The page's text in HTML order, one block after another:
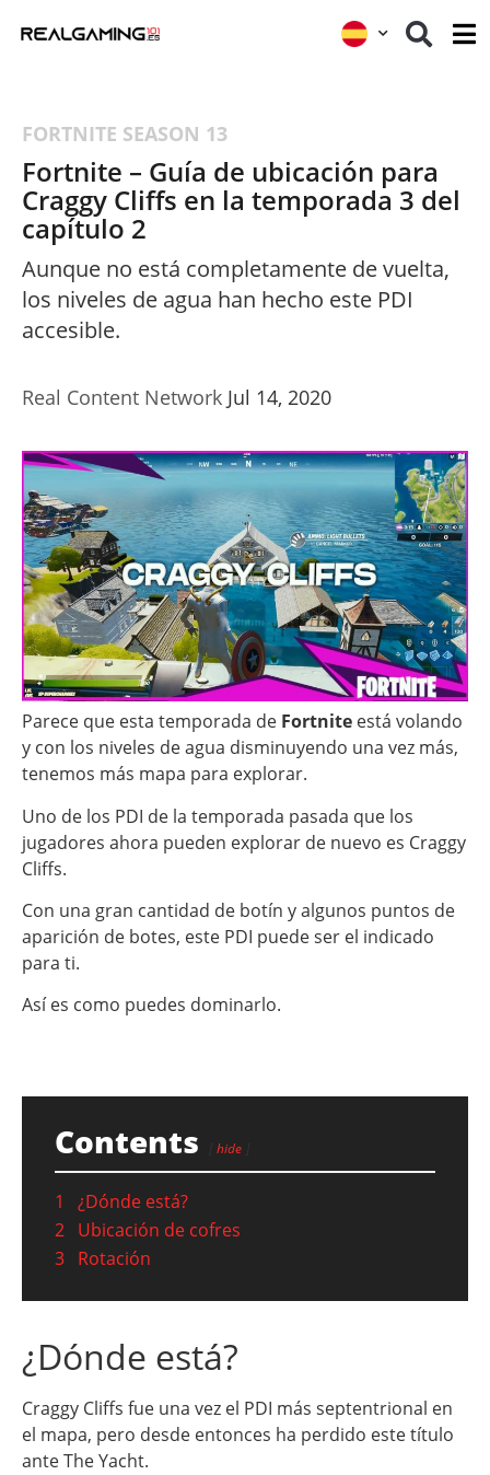
FORTNITE SEASON 13
Fortnite – Guía de ubicación para
Craggy Cliffs en la temporada 3 del
capítulo 2
Aunque no está completamente de vuelta,
los niveles de agua han hecho este PDI
accesible.
Real Content Network Jul 14, 2020
Parece que esta temporada de Fortnite está volando
y con los niveles de agua disminuyendo una vez más,
tenemos más mapa para explorar.
Uno de los PDI de la temporada pasada que los
jugadores ahora pueden explorar de nuevo es Craggy
Cliffs.
Con una gran cantidad de botín y algunos puntos de
aparición de botes, este PDI puede ser el indicado
para ti.
Así es como puedes dominarlo.
Contents hide
1
¿Dónde está?
2 Ubicación de cofres
3 Rotación
¿Dónde está?
Craggy Cliffs fue una vez el PDI más septentrional en
el mapa, pero desde entonces ha perdido este título
ante The Yacht.